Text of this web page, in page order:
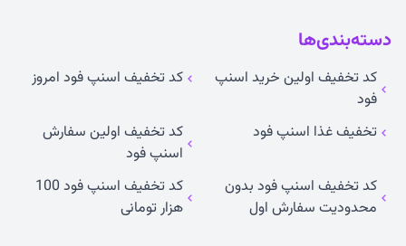
دسته‌بندی‌ها
کد تخفیف اولین خرید اسنپ
فود
کد تخفیف اسنپ فود امروز
تخفیف غذا اسنپ فود
کد تخفیف اولین سفارش
اسنپ فود
کد تخفیف اسنپ فود بدون
محدودیت سفارش اول
کد تخفیف اسنپ فود 100
هزار تومانی